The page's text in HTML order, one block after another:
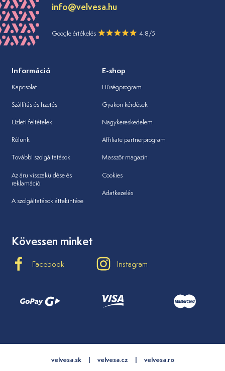
info@velvesa.hu
Google értékelés 4.8/5
Információ
Kapcsolat
Szállítás és fizetés
Üzleti feltételek
Rólunk
További szolgáltatások
Az áru visszaküldése és
reklamáció
A szolgáltatások áttekintése
E-shop
Hűségprogram
Gyakori kérdések
Nagykereskedelem
Affiliate partnerprogram
Masszőr magazin
Cookies
Adatkezelés
Kövessen minket
Facebook Instagram
velvesa.sk velvesa.cz velvesa.ro